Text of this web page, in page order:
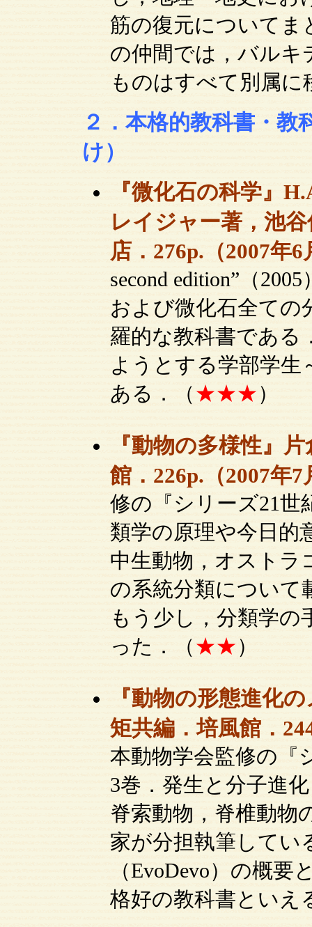
筋の復元について
の仲間では，バルキ
ものはすべて別属
２．本格的教科書・教
け）
『微化石の科学』
レイジャー著，池
店．276p.（2007年6
second edition”（
および微化石全ての
羅的な教科書である
ようとする学部学生
ある．（★★★）
『動物の多様性』
館．226p.（2007年7
修の『シリーズ21世
類学の原理や今日的
中生動物，オストラ
の系統分類について
もう少し，分類学の
った．（★★）
『動物の形態進化
矩共編．培風館．
本動物学会監修の『
3巻．発生と分子進
脊索動物，脊椎動物
家が分担執筆してい
（EvoDevo）の概
格好の教科書といえ